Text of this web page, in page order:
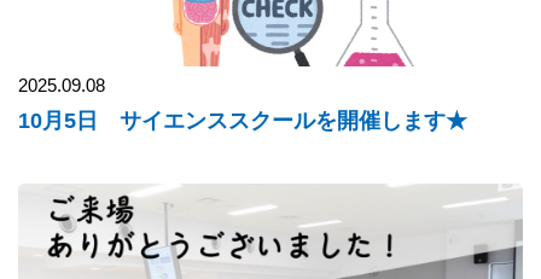
2025.09.08
10月5日 サイエンススクールを開催します★